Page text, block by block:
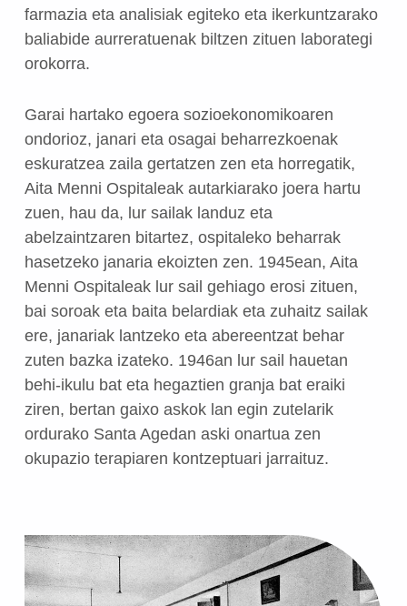
farmazia eta analisiak egiteko eta ikerkuntzarako
baliabide aurreratuenak biltzen zituen laborategi
orokorra.
Garai hartako egoera sozioekonomikoaren
ondorioz, janari eta osagai beharrezkoenak
eskuratzea zaila gertatzen zen eta horregatik,
Aita Menni Ospitaleak autarkiarako joera hartu
zuen, hau da, lur sailak landuz eta
abelzaintzaren bitartez, ospitaleko beharrak
hasetzeko janaria ekoizten zen. 1945ean, Aita
Menni Ospitaleak lur sail gehiago erosi zituen,
bai soroak eta baita belardiak eta zuhaitz sailak
ere, janariak lantzeko eta abereentzat behar
zuten bazka izateko. 1946an lur sail hauetan
behi-ikulu bat eta hegaztien granja bat eraiki
ziren, bertan gaixo askok lan egin zutelarik
ordurako Santa Agedan aski onartua zen
okupazio terapiaren kontzeptuari jarraituz.